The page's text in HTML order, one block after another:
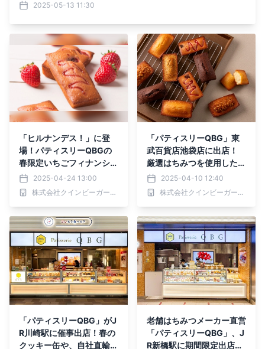
2025-05-13 11:30
「ヒルナンデス！」に登
場！パティスリーQBGの
春限定いちごフィナンシ
ェ。2025-04-24 13:00
株式会社クインビーガーデン
「パティスリーQBG」東
武百貨店池袋店に出店！
厳選はちみつを使用した焼
き立てフィナンシェ5種を
限定販売
2025-04-10 12:40
株式会社クインビーガーデン
「パティスリーQBG」がJ
R川崎駅に催事出店！春の
クッキー缶や、自社直輸入
老舗はちみつメーカー直営
「パティスリーQBG」、J
R新橋駅に期間限定出店！